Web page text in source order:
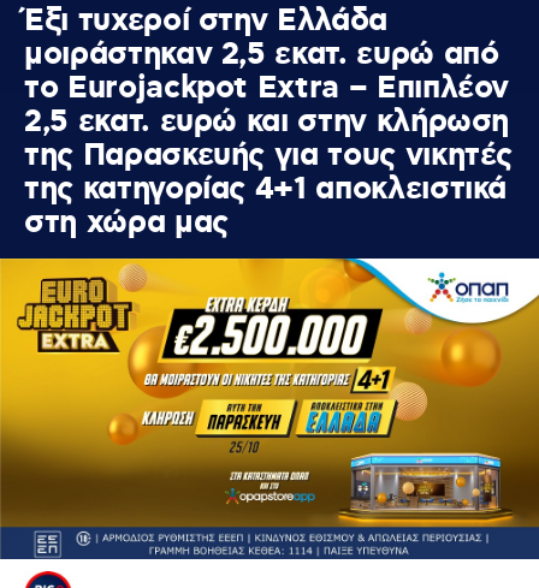
Έξι τυχεροί στην Ελλάδα
μοιράστηκαν 2,5 εκατ. ευρώ από
το Eurojackpot Extra – Επιπλέον
2,5 εκατ. ευρώ και στην κλήρωση
της Παρασκευής για τους νικητές
της κατηγορίας 4+1 αποκλειστικά
στη χώρα μας